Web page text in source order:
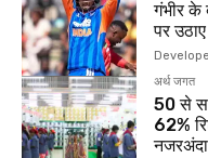
गंभीर के
पर
अर्थ जगत
₹50 से
62%